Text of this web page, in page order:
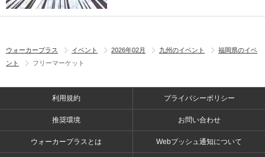
ウォーカープラス イベント 2026年02月 九州のイベント
福岡県のイベ
ント
フリーマーケット
利用規約 プライバシーポリシー
推奨環境 お問い合わせ
ウォーカープラスとは Webプッシュ通知について